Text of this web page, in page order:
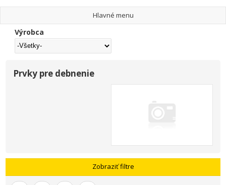
Hlavné menu
Výrobca
Prvky pre debnenie
Zobraziť filtre